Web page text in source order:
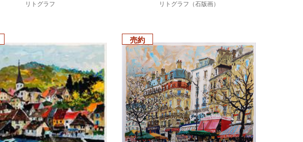
リトグラフ リトグラフ（石版画）
売約